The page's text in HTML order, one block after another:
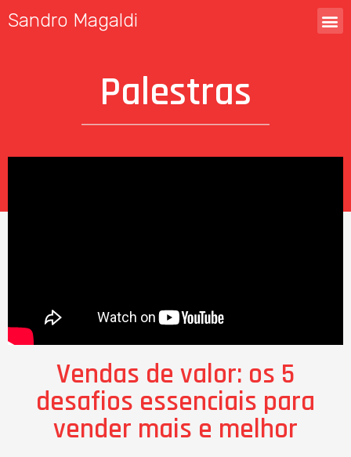
Sandro Magaldi
Palestras
Vendas de valor: os 5
desafios essenciais para
vender mais e melhor